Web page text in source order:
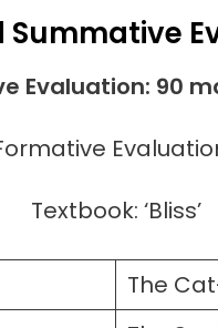
Summative
Evaluation: 90
Textbook: ‘Bliss’
The